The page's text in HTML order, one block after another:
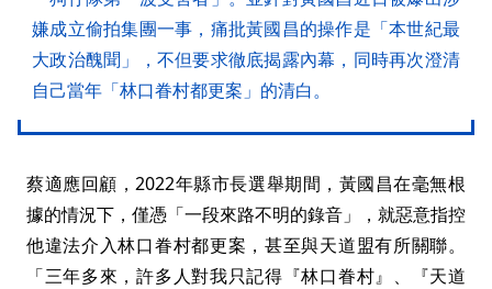
嫌成立偷拍集團一事，痛批黃國昌的操作是「本世紀最
大政治醜聞」，不但要求徹底揭露內幕，同時再次澄清
自己當年「林口眷村都更案」的清白。
蔡適應回顧，2022年縣市長選舉期間，黃國昌在毫無根
據的情況下，僅憑「一段來路不明的錄音」，就惡意指控
他違法介入林口眷村都更案，甚至與天道盟有所關聯。
「三年多來，許多人對我只記得『林口眷村』、『天道